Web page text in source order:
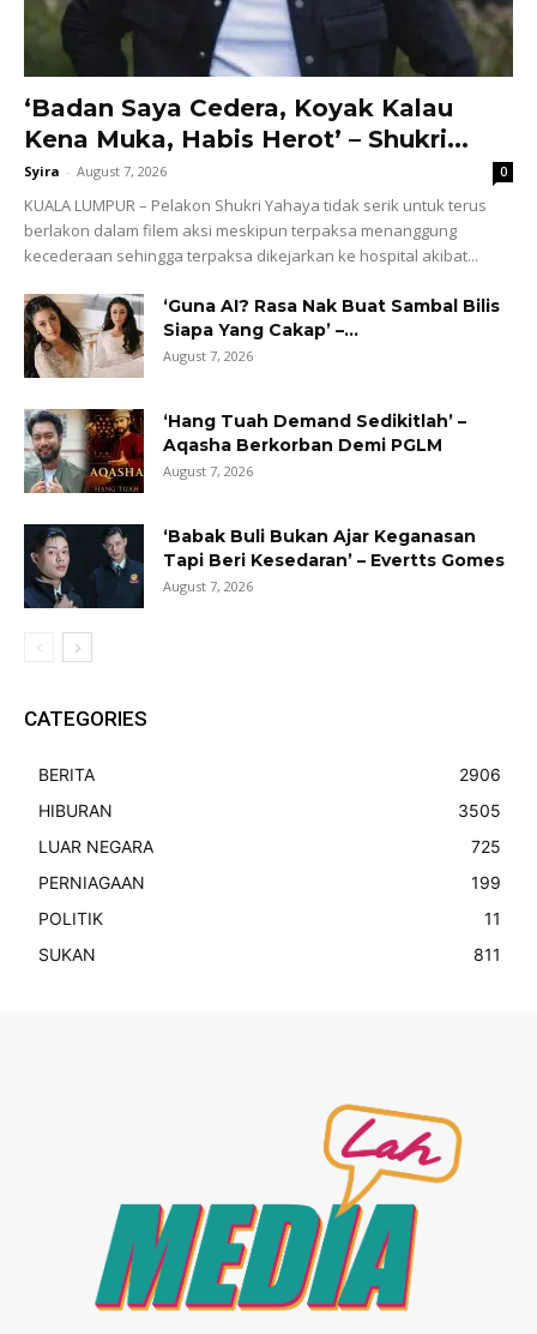
‘Badan Saya Cedera, Koyak Kalau
Kena Muka, Habis Herot’ – Shukri...
Syira - August 7, 2026 0
KUALA LUMPUR – Pelakon Shukri Yahaya tidak serik untuk terus
berlakon dalam filem aksi meskipun terpaksa menanggung
kecederaan sehingga terpaksa dikejarkan ke hospital akibat...
‘Guna AI? Rasa Nak Buat Sambal Bilis
Siapa Yang Cakap’ –...
August 7, 2026
‘Hang Tuah Demand Sedikitlah’ –
Aqasha Berkorban Demi PGLM
August 7, 2026
‘Babak Buli Bukan Ajar Keganasan
Tapi Beri Kesedaran’ – Evertts Gomes
August 7, 2026
CATEGORIES
BERITA
2906
HIBURAN
3505
LUAR NEGARA
725
PERNIAGAAN
199
POLITIK
11
SUKAN
811